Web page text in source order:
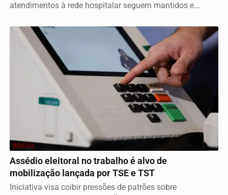
atendimentos à rede hospitalar seguem mantidos e...
BRASIL
Assédio eleitoral no trabalho é alvo de
mobilização lançada por TSE e TST
Iniciativa visa coibir pressões de patrões sobre